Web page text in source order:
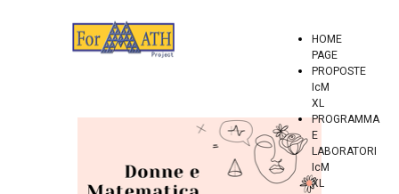
HOME
PAGE
PROPOSTE
IcM
XL
PROGRAMMA
E
LABORATORI
IcM
XL